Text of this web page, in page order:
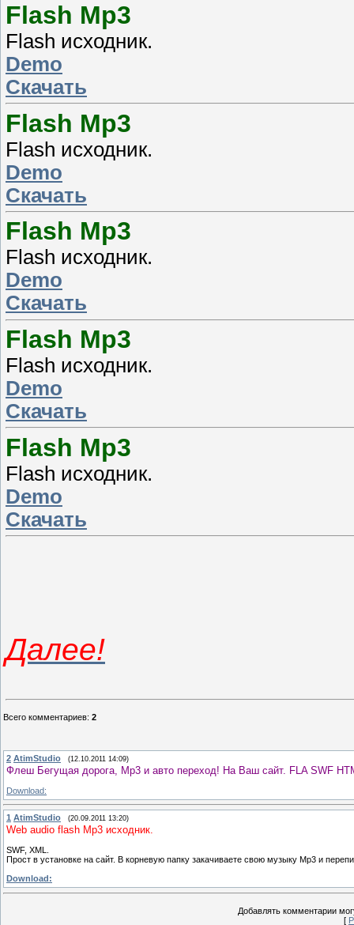
Flash Mp3
Flash исходник.
Demo
Скачать
Flash Mp3
Flash исходник.
Demo
Скачать
Flash Mp3
Flash исходник.
Demo
Скачать
Flash Mp3
Flash исходник.
Demo
Скачать
Flash Mp3
Flash исходник.
Demo
Скачать
Далее!
Всего комментариев: 2
2 AtimStudio (12.10.2011 14:09)
Флеш Бегущая дорога, Mp3 и авто переход! На Ваш сайт. FLA SWF
Download:
1 AtimStudio (20.09.2011 13:20)
Web audio flash Mp3 исходник.
SWF, XML.
Прост в установке на сайт. В корневую папку закачиваете свою музыку Mp3 и
Download:
Добавлять комментарии
[